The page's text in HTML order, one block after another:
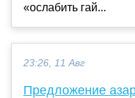
«ослабить гай...
23:26, 11 Авг
Предложение